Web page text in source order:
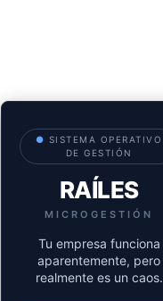
● SISTEMA OPERATIVO
DE GESTIÓN
RAÍLES
MICROGESTIÓN
Tu empresa funciona
aparentemente, pero
realmente es un caos.